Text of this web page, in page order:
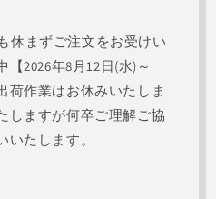
休まずご注文をお受けい
2026年8月12日(水)～
荷作業はお休みいたしま
しますが何卒ご理解ご協
たします。